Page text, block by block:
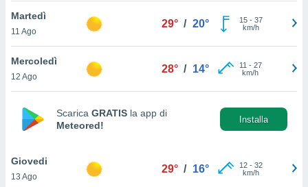
il
un
la
nella
Martedì
11 Ago
29° / 20° 15- 37
km/h
Mercoledì
12 Ago
28° / 14° 11 - 27
km/h
Scarica GRATIS la app di
Meteored!
Installa
Giovedi
13 Ago
29° / 16° 12- 32
km/h